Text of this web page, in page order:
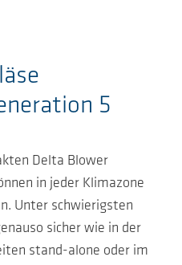
5
Delta Blower
in jeder Klimazone
Unter schwierigsten
sicher wie in der
stand-alone oder im